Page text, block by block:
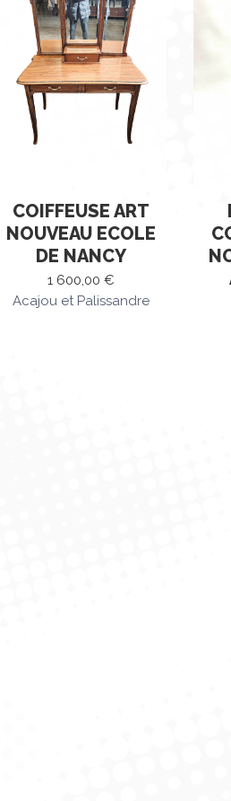
plus
ancien
COIFFEUSE ART
NOUVEAU ECOLE
DE NANCY
1 600,00 €
Acajou et Palissandre